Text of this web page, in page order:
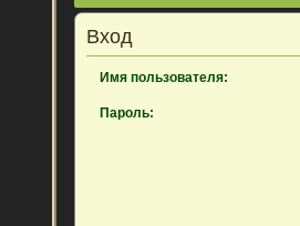
Вход
Имя пользователя:
Пароль: